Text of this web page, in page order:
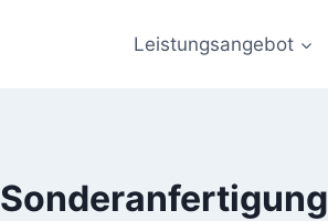
Leistungsangebot
Sonderanfertigung